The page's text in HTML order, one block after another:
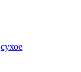
сухое